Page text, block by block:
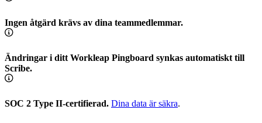
Ingen åtgärd krävs av dina teammedlemmar.
Ändringar i ditt Workleap Pingboard synkas automatiskt till
Scribe.
SOC 2 Type II-certifierad. Dina data är säkra.